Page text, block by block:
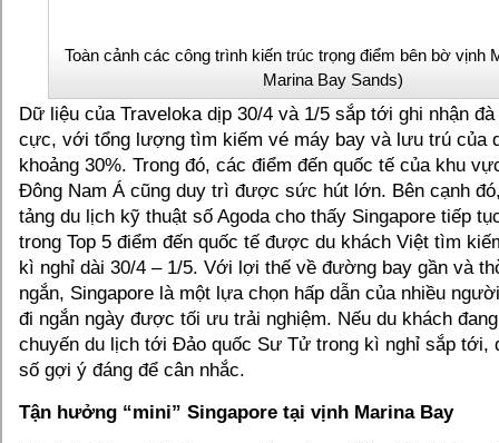
Toàn cảnh các công trình kiến trúc trọng điểm bên bờ vịnh
Marina Bay Sands)
Dữ liệu của Traveloka dịp 30/4 và 1/5 sắp tới ghi nhận
cực, với tổng lượng tìm kiếm vé máy bay và lưu trú của
khoảng 30%. Trong đó, các điểm đến quốc tế của khu
Đông Nam Á cũng duy trì được sức hút lớn. Bên cạnh
tảng du lịch kỹ thuật số Agoda cho thấy Singapore tiếp
trong Top 5 điểm đến quốc tế được du khách Việt tìm
kì nghỉ dài 30/4 – 1/5. Với lợi thế về đường bay gần và
ngắn, Singapore là một lựa chọn hấp dẫn của nhiều
đi ngắn ngày được tối ưu trải nghiệm. Nếu du khách
chuyến du lịch tới Đảo quốc Sư Tử trong kì nghỉ sắp tới,
số gợi ý đáng để cân nhắc.
Tận hưởng “mini” Singapore tại vịnh Marina Bay